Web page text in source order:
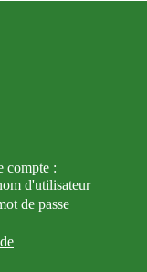
compte :
d'utilisateur
de passe